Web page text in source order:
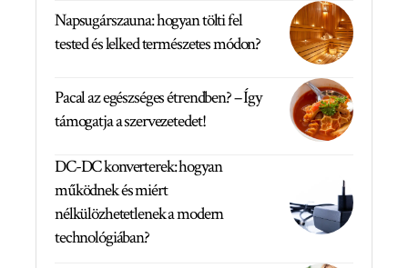
Napsugárszauna: hogyan tölti fel
tested és lelked természetes módon?
Pacal az egészséges étrendben? – Így
támogatja a szervezetedet!
DC-DC konverterek: hogyan
működnek és miért
nélkülözhetetlenek a modern
technológiában?